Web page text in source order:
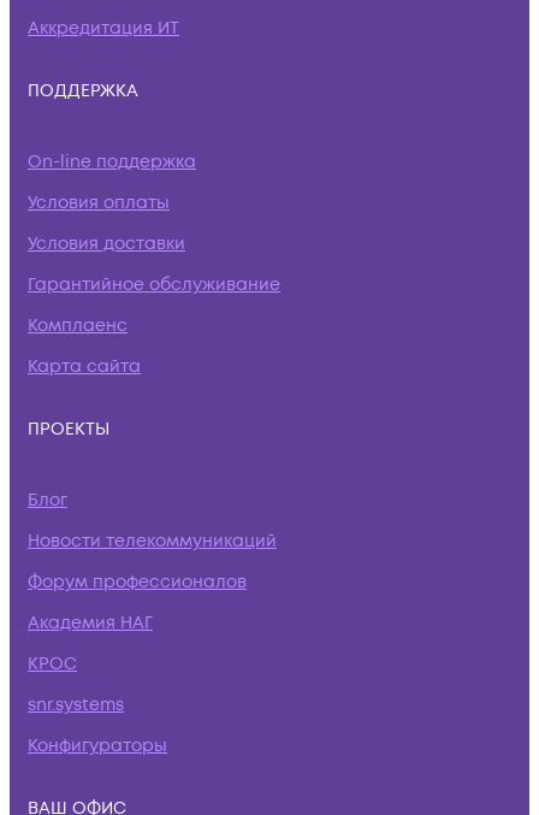
Аккредитация ИТ
ПОДДЕРЖКА
On-line поддержка
Условия оплаты
Условия доставки
Гарантийное обслуживание
Комплаенс
Карта сайта
ПРОЕКТЫ
Блог
Новости телекоммуникаций
Форум профессионалов
Академия НАГ
КРОС
snr.systems
Конфигураторы
ВАШ ОФИС